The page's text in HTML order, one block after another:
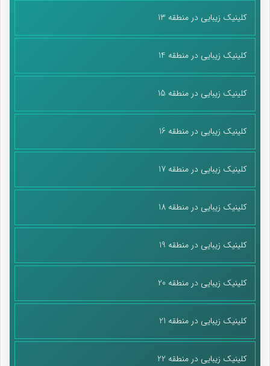
کلینیک زیبایی در منطقه 13
کلینیک زیبایی در منطقه 14
کلینیک زیبایی در منطقه 15
کلینیک زیبایی در منطقه 16
کلینیک زیبایی در منطقه 17
کلینیک زیبایی در منطقه 18
کلینیک زیبایی در منطقه 19
کلینیک زیبایی در منطقه 20
کلینیک زیبایی در منطقه 21
کلینیک زیبایی در منطقه 22